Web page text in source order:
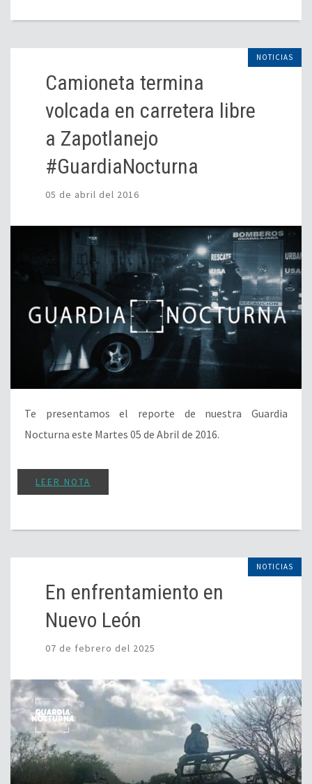
NOTICIAS
Camioneta termina
volcada en carretera libre
a Zapotlanejo
#GuardiaNocturna
05 de abril del 2016
Te presentamos el reporte de nuestra Guardia
Nocturna este Martes 05 de Abril de 2016.
LEER NOTA
NOTICIAS
En enfrentamiento en
Nuevo León
07 de febrero del 2025